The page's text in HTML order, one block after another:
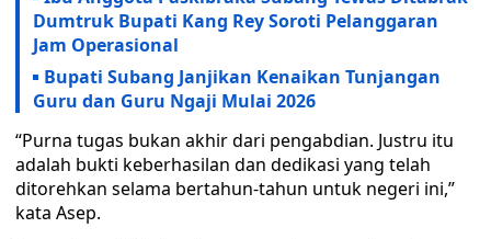
Dumtruk Bupati Kang Rey Soroti Pelanggaran
Jam Operasional
Bupati Subang Janjikan Kenaikan Tunjangan
Guru dan Guru Ngaji Mulai 2026
“Purna tugas bukan akhir dari pengabdian. Justru itu
adalah bukti keberhasilan dan dedikasi yang telah
ditorehkan selama bertahun-tahun untuk negeri ini,”
kata Asep.